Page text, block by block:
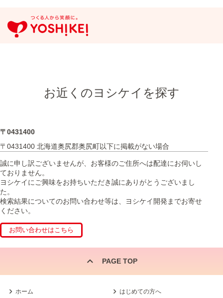
お近くのヨシケイを探す
〒0431400
〒0431400 北海道奥尻郡奥尻町以下に掲載がない場合
誠に申し訳ございませんが、お客様のご住所へは配達にお伺いし
ておりません。
ヨシケイにご興味をお持ちいただき誠にありがとうございまし
た。
検索結果についてのお問い合わせ等は、ヨシケイ開発までお寄せ
ください。
PAGE TOP
ホーム はじめての方へ